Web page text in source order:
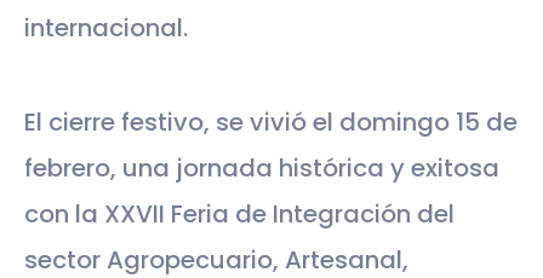
internacional.
El cierre festivo, se vivió el domingo 15 de
febrero, una jornada histórica y exitosa
con la XXVII Feria de Integración del
sector Agropecuario, Artesanal,